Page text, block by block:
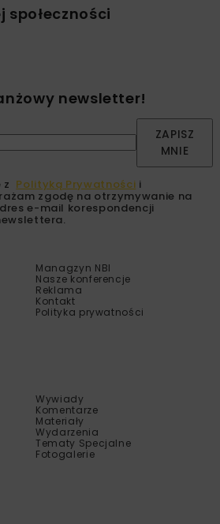
społeczności
newsletter!
ZAPISZ
MNIE
z Polityką Prywatności i
zgodę na otrzymywanie na
e-mail korespondencji
Managzyn NBI
Nasze konferencje
Reklama
Kontakt
Polityka prywatności
Wywiady
Komentarze
Materiały
Wydarzenia
Tematy Specjalne
Fotogalerie